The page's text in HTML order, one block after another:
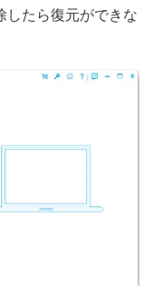
したら復元ができな